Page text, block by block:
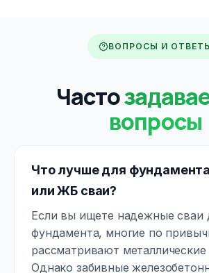
ВОПРОСЫ И
Часто
вопросы
Что лучше для
или ЖБ сваи?
Если вы ищете надежные сваи
фундамента, многие по
рассматривают
Однако забивные